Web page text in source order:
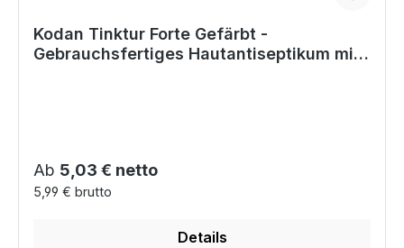
Kodan Tinktur Forte Gefärbt -
Gebrauchsfertiges Hautantiseptikum mit
Regulärer Preis:
Ab 5,03 € netto
5,99 € brutto
Details